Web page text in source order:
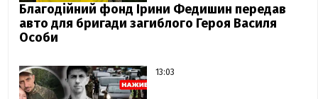
Благодійний фонд Ірини Федишин передав
авто для бригади загиблого Героя Василя
Особи
13:03